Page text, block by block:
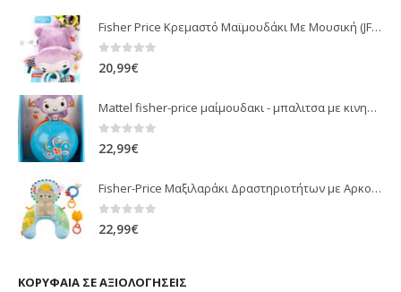
Fisher Price Κρεμαστό Μαϊμουδάκι Με Μουσική (JFF02)
0 out of 5
20,99€
Mattel fisher-price μαίμουδακι - μπαλιτσα με κινηση JLB95
22,99€
Fisher-Price Μαξιλαράκι Δραστηριοτήτων με Αρκουδάκι (JHB44)
22,99€
ΚΟΡΥΦΑΊΑ ΣΕ ΑΞΙΟΛΟΓΉΣΕΙΣ